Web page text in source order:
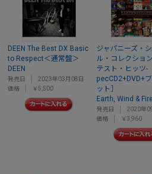
DEEN The Best DX Basic
to Respect＜通常盤＞
DEEN
発売日
2023年03月08日
価格
￥5,500
ジャパニーズ・
ル・コレクショ
テスト・ヒッツ-
pecCD2+DVD+
ット］
Earth, Wind &
発売日
2020年
価格
￥3,960